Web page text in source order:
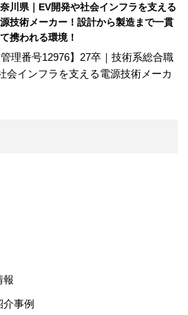
川県｜EV開発や社会インフラを支える
技術メーカー！設計から製造まで一貫
携われる環境！
管理番号12976】27卒｜技術系総合職
会インフラを支える電源技術メーカ
報
介事例